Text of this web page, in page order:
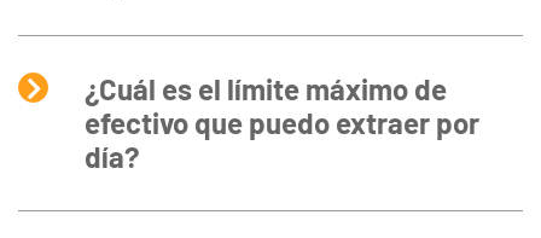
¿Cuál es el límite máximo de
efectivo que puedo extraer por
día?